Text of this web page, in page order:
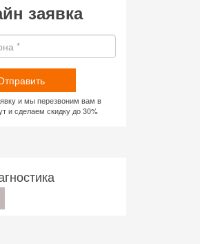
заявка
и мы перезвоним вам в
и сделаем скидку до 30%